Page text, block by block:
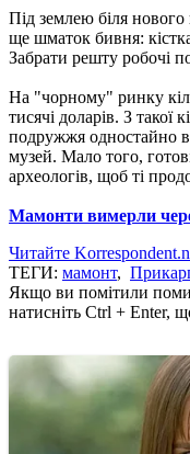
Під землею біля
ще шматок бивня:
Забрати решту робочі
На "чорному" ринку
тисячі доларів. З такої
подружжя одностайно
музей. Мало того,
археологів, щоб ті
Мамонти вимерли
Читайте
ТЕГИ: мамонт,
Якщо ви помітили
натисніть Ctrl + Enter,